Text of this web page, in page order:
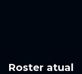
Roster atual